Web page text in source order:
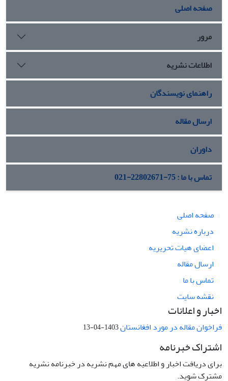
صفحه اصلی
مرور
اطلاعات نشریه
راهنمای نویسندگان
ارسال مقاله
داوران
تماس با ما : 75-22802671-021
صفحه اصلی
درباره نشریه
اعضای هیات تحریریه
ارسال مقاله
تماس با ما
نقشه سایت
اخبار و اعلانات
فراخوان مقاله در مورد افغانستان1403-04-13
اشتراک خبرنامه
برای دریافت اخبار و اطلاعیه های مهم نشریه در خبرنامه نشریه
مشترک شوید.